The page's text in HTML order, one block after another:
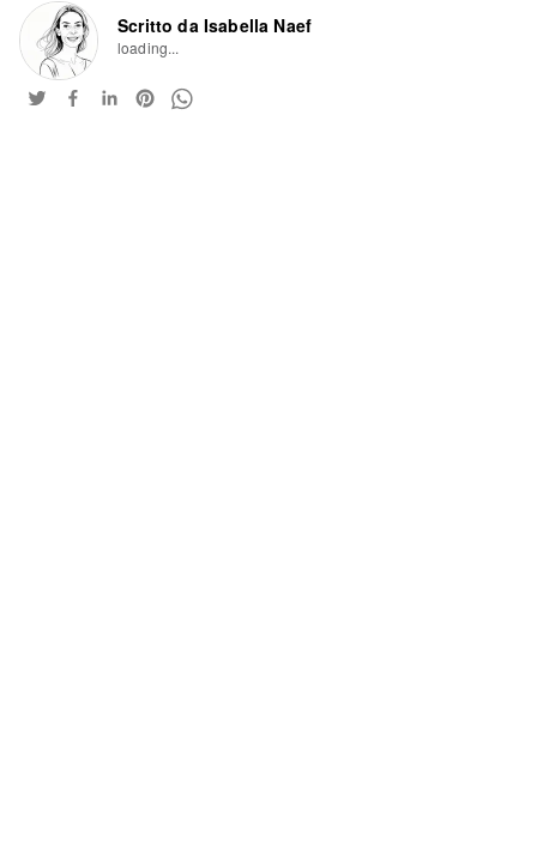
Scritto da Isabella Naef
loading...